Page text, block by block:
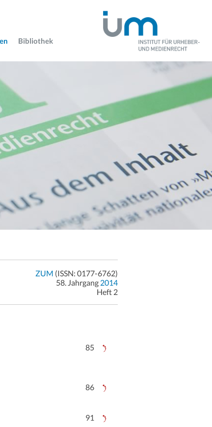
Bibliothek
ZUM (ISSN: 0177-6762)
58. Jahrgang 2014
Heft 2
85
86
91